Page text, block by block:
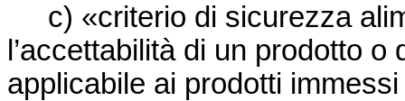
c) «criterio di sicurezza
l’accettabilità di un prodotto
applicabile ai prodotti